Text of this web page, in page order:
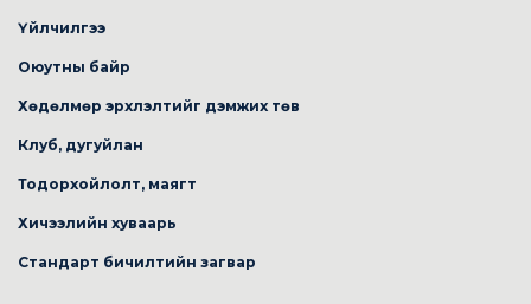
Үйлчилгээ
Оюутны байр
Хөдөлмөр эрхлэлтийг дэмжих төв
Клуб, дугуйлан
Тодорхойлолт, маягт
Хичээлийн хуваарь
Стандарт бичилтийн загвар